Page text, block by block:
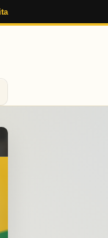
geral no Campeonato